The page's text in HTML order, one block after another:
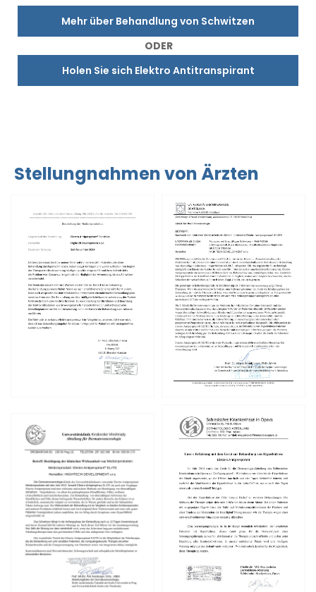
Mehr über Behandlung von Schwitzen
ODER
Holen Sie sich Elektro Antitranspirant
Stellungnahmen von Ärzten